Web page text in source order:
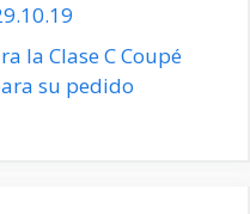
la Clase C Coupé
su pedido